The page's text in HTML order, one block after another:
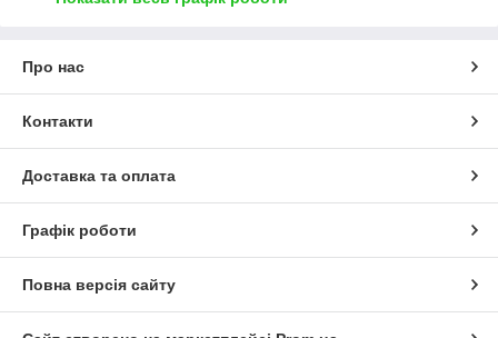
Про нас
Контакти
Доставка та оплата
Графік роботи
Повна версія сайту